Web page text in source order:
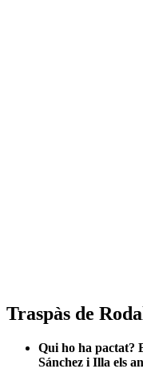
Traspàs de
Qui ho ha pactat?
Sánchez i Illa els